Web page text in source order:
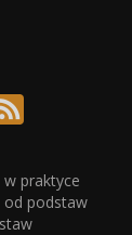
praktyce
od podstaw